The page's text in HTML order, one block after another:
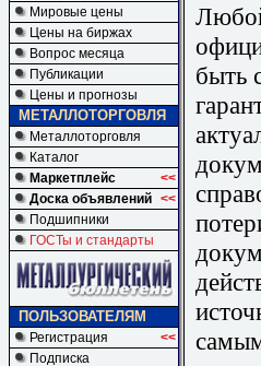
Мировые цены
Цены на биржах
Вопрос месяца
Публикации
Цены и прогнозы
МЕТАЛЛОТОРГОВЛЯ
Металлоторговля
Каталог
Маркетплейс
<<
Доска объявлений <<
Подшипники
ГОСТы и стандарты
ПОЛЬЗОВАТЕЛЯМ
Регистрация
<<
Подписка
быть